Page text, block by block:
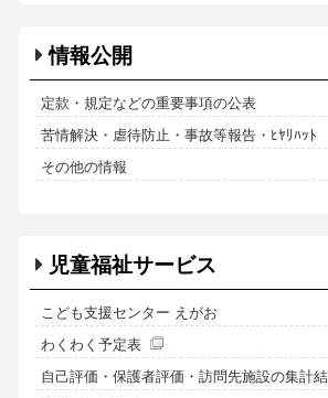
情報公開
定款・規定などの重要事項の公表
苦情解決・虐待防止・事故等報告・ﾋﾔﾘﾊｯﾄ
その他の情報
児童福祉サービス
こども支援センター えがお
わくわく予定表
自己評価・保護者評価・訪問先施設の集計